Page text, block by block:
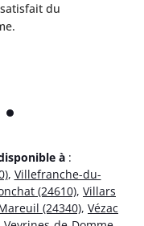
du
à :
, Villefranche-du-
(24610), Villars
(24340), Vézac